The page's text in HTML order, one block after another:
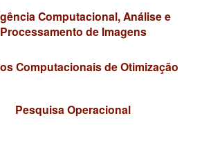
Computacional, Análise e
Processamento de Imagens
Computacionais de Otimização
Pesquisa Operacional